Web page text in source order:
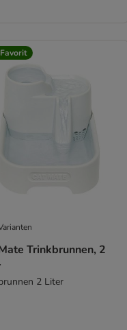
Trinkbrunnen, 2
2 Liter